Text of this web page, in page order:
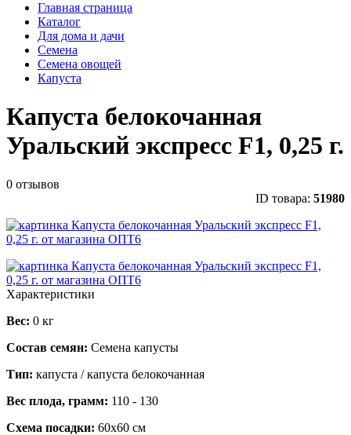
Главная страница
Каталог
Для дома и дачи
Семена
Семена овощей
Капуста
Капуста белокочанная
Уральский экспресс F1, 0,25 г.
0 отзывов
ID товара: 51980
Характеристики
Вес: 0 кг
Состав семян: Семена капусты
Тип: капуста / капуста белокочанная
Вес плода, грамм: 110 - 130
Схема посадки: 60х60 см